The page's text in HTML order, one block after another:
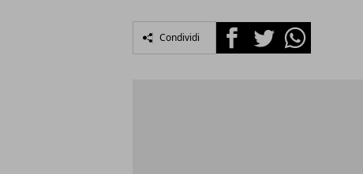
Condividi FacebookTwitterWhatsapp